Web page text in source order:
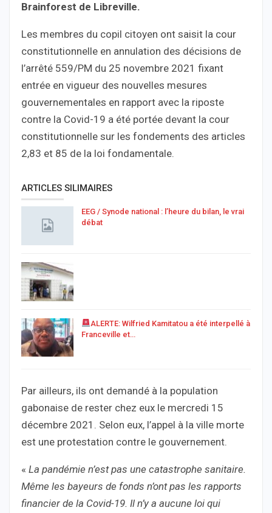
Brainforest de Libreville.
Les membres du copil citoyen ont saisit la cour
constitutionnelle en annulation des décisions de
l’arrêté 559/PM du 25 novembre 2021 fixant
entrée en vigueur des nouvelles mesures
gouvernementales en rapport avec la riposte
contre la Covid-19 a été portée devant la cour
constitutionnelle sur les fondements des articles
2,83 et 85 de la loi fondamentale.
ARTICLES SILIMAIRES
EEG / Synode national : l’heure du bilan, le vrai
débat
ALERTE: Wilfried Kamitatou a été interpellé à
Franceville et…
Par ailleurs, ils ont demandé à la population
gabonaise de rester chez eux le mercredi 15
décembre 2021. Selon eux, l’appel à la ville morte
est une protestation contre le gouvernement.
« La pandémie n’est pas une catastrophe sanitaire.
Même les bayeurs de fonds n’ont pas les rapports
financier de la Covid-19. Il n’y a aucune loi qui